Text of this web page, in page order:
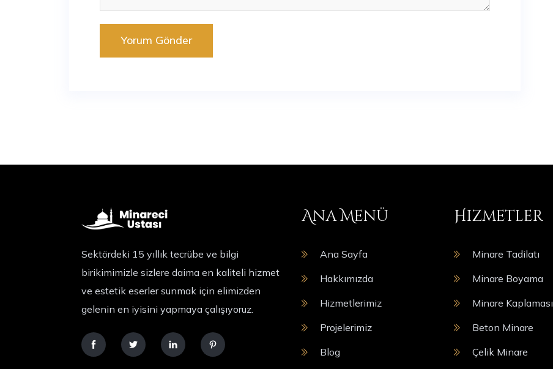
Sektördeki 15 yıllık tecrübe ve bilgi
birikimimizle sizlere daima en kaliteli hizmet
ve estetik eserler sunmak için elimizden
gelenin en iyisini yapmaya çalışıyoruz.
Ana Menü
Ana Sayfa
Hakkımızda
Hizmetlerimiz
Projelerimiz
Blog
Hizmetler
Minare Tadilatı
Minare Boyama
Minare Kaplaması
Beton Minare
Çelik Minare